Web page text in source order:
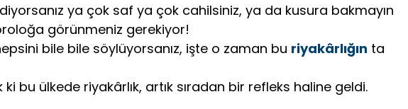
ya çok saf ya çok cahilsiniz, ya da kusura bakmayın
görünmeniz gerekiyor!
bile bile söylüyorsanız, işte o zaman bu riyakârlığın ta
ki bu ülkede riyakârlık, artık sıradan bir refleks haline geldi.